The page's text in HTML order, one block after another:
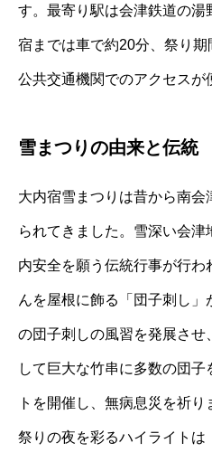
す。最寄り駅は会津鉄道の湯
宿までは車で約20分、祭り
公共交通機関でのアクセスが
雪まつりの由来と伝統
大内宿雪まつりは昔から南
られてきました。雪深い会
内安全を願う伝統行事が行
んを屋根に飾る「団子刺し」
の団子刺しの風習を発展させ
して巨大な竹串に多数の団
トを開催し、無病息災を祈り
祭りの夜を彩るハイライトは